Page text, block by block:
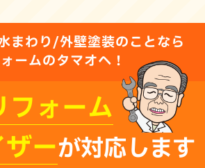
まわり/外壁塗装のことなら
ームのタマオへ！
フォーム
ーが対応します